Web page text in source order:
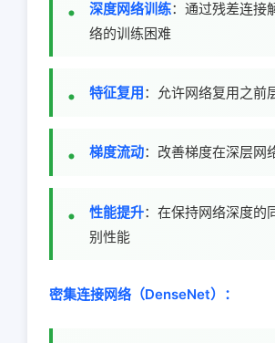
深度网络训练：通过残差连接
络的训练困难
特征复用：允许网络复用之前
梯度流动：改善梯度在深层网
性能提升：在保持网络深度的
别性能
密集连接网络（DenseNet）：